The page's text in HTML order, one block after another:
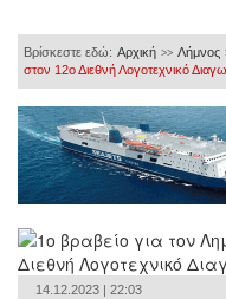
Βρίσκεστε εδώ: Αρχική >> Λήμνος
στον 12ο Διεθνή Λογοτεχνικό
14.12.2023 | 22:03